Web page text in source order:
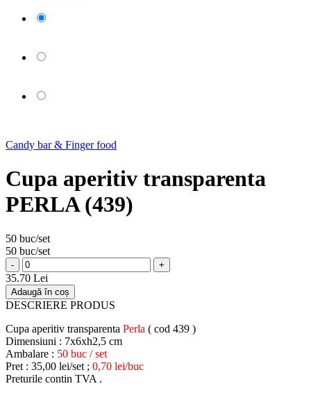
Candy bar & Finger food
Cupa aperitiv transparenta
PERLA (439)
50 buc/set
50 buc/set
- +
35.70 Lei
Adaugă în coș
DESCRIERE PRODUS
Cupa aperitiv transparenta Perla ( cod 439 )
Dimensiuni : 7x6xh2,5 cm
Ambalare : 50 buc / set
Pret : 35,00 lei/set ; 0,70 lei/buc
Preturile contin TVA .